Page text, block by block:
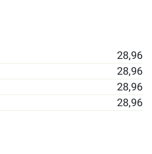
28,96
28,96
28,96
28,96